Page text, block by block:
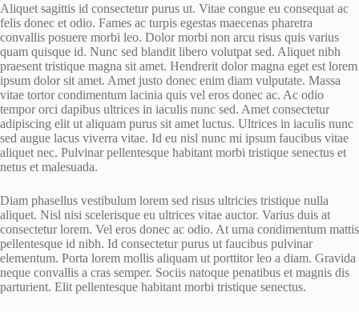
Aliquet sagittis id consectetur purus ut. Vitae congue eu consequat ac
felis donec et odio. Fames ac turpis egestas maecenas pharetra
convallis posuere morbi leo. Dolor morbi non arcu risus quis varius
quam quisque id. Nunc sed blandit libero volutpat sed. Aliquet nibh
praesent tristique magna sit amet. Hendrerit dolor magna eget est lorem
ipsum dolor sit amet. Amet justo donec enim diam vulputate. Massa
vitae tortor condimentum lacinia quis vel eros donec ac. Ac odio
tempor orci dapibus ultrices in iaculis nunc sed. Amet consectetur
adipiscing elit ut aliquam purus sit amet luctus. Ultrices in iaculis nunc
sed augue lacus viverra vitae. Id eu nisl nunc mi ipsum faucibus vitae
aliquet nec. Pulvinar pellentesque habitant morbi tristique senectus et
netus et malesuada.
Diam phasellus vestibulum lorem sed risus ultricies tristique nulla
aliquet. Nisl nisi scelerisque eu ultrices vitae auctor. Varius duis at
consectetur lorem. Vel eros donec ac odio. At urna condimentum mattis
pellentesque id nibh. Id consectetur purus ut faucibus pulvinar
elementum. Porta lorem mollis aliquam ut porttitor leo a diam. Gravida
neque convallis a cras semper. Sociis natoque penatibus et magnis dis
parturient. Elit pellentesque habitant morbi tristique senectus.